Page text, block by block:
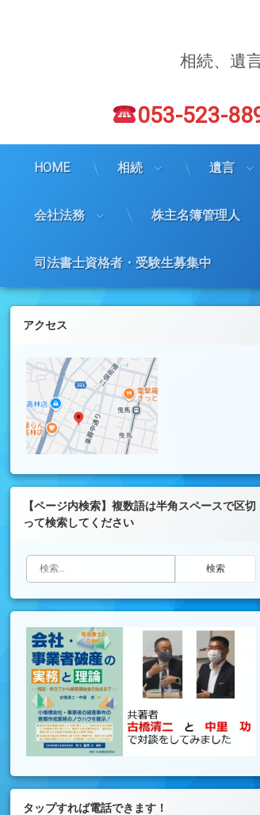
相続、遺
電話番号:
053-523-
HOME 相続 遺言
会社法務 株主名簿管理人
司法書士資格者・受験生募集中
左サイドバー
アクセス
【ページ内検索】複数語は半角スペースで区切
って検索してください
検索:
タップすれば電話できます！